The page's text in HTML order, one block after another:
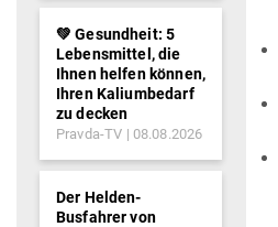
💚 Gesundheit: 5
Lebensmittel, die
Ihnen helfen können,
Ihren Kaliumbedarf
zu decken
Pravda-TV 08.08.2026
Der Helden-
Busfahrer von